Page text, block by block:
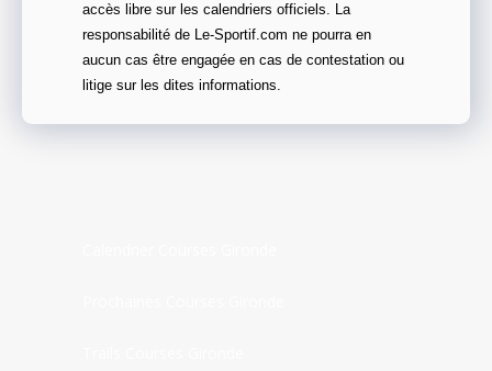
accès libre sur les calendriers officiels. La
responsabilité de Le-Sportif.com ne pourra en
aucun cas être engagée en cas de contestation ou
litige sur les dites informations.